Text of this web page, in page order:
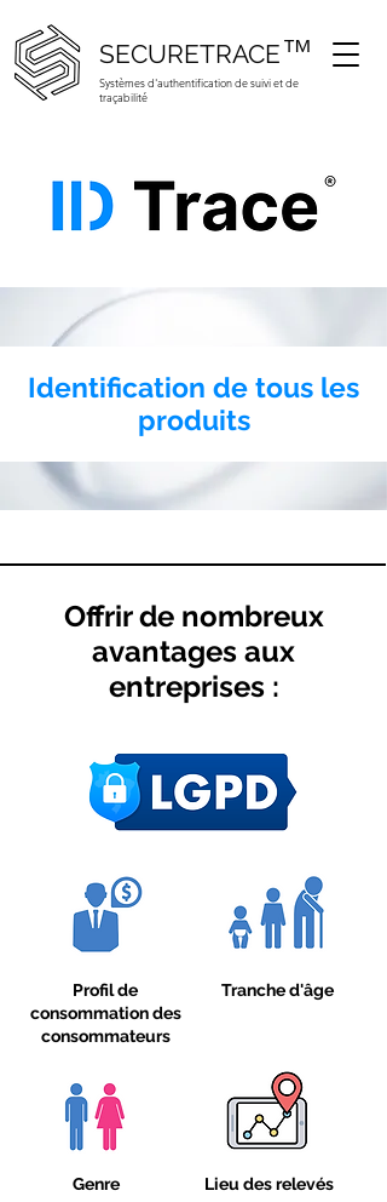
Systèmes d'authentification de suivi et de
traçabilité
SECURETRACE™
Identification de tous les
produits
Offrir de nombreux
avantages aux
entreprises :
Profil de
consommation des
consommateurs
Genre
Tranche d'âge
Lieu des relevés